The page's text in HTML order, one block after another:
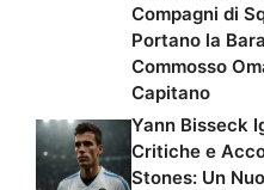
Compagni di
Portano la
Commosso
Capitano
Yann Bisseck
Critiche e
Stones: Un